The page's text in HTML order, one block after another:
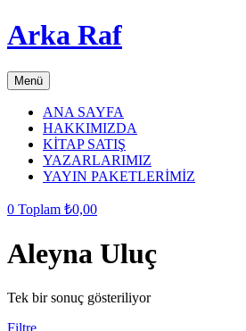
Arka Raf
Menü
ANA SAYFA
HAKKIMIZDA
KİTAP SATIŞ
YAZARLARIMIZ
YAYIN PAKETLERİMİZ
0 Toplam ₺0,00
Aleyna Uluç
Tek bir sonuç gösteriliyor
Filtre